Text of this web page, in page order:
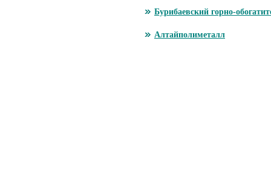
Бурибаевский горно-
Алтайполиметалл